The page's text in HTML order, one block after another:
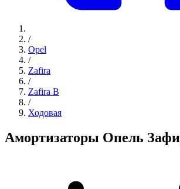
/
Opel
/
Zafira
/
Zafira B
/
Ходовая
Амортизаторы Опель